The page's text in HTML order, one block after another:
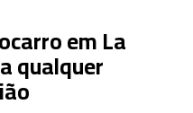
em La
qualquer